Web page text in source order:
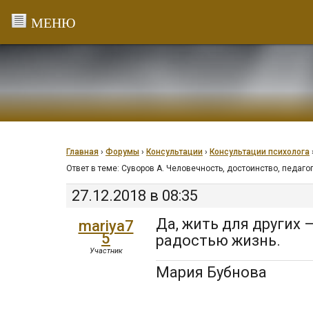
Главная › Форумы › Консультации › Консультации психолога ›
Ответ в теме: Суворов А. Человечность, достоинство,
27.12.2018 в 08:35
mariya7
5
Участник
Да, жить для других
радостью жизнь.
Мария Бубнова